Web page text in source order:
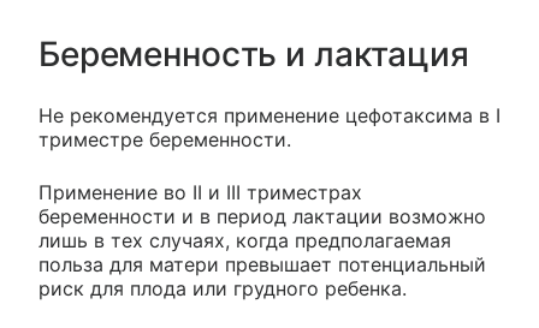
Беременность и лактация
Не рекомендуется применение цефотаксима в I
триместре беременности.
Применение во II и III триместрах
беременности и в период лактации возможно
лишь в тех случаях, когда предполагаемая
польза для матери превышает потенциальный
риск для плода или грудного ребенка.